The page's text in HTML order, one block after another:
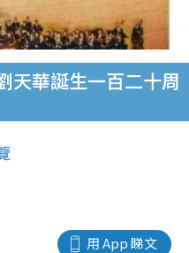
天華誕生一百二十周
用 App 睇文